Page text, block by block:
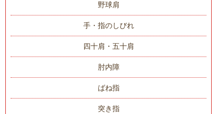
野球肩
手・指のしびれ
四十肩・五十肩
肘内障
ばね指
突き指